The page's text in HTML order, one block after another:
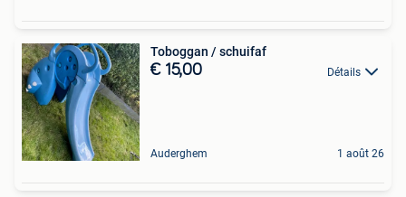
Toboggan / schuifaf
€ 15,00 Détails
Auderghem 1 août 26